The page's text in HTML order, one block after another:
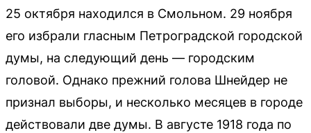
25 октября находился в Смольном. 29 ноября
его избрали гласным Петроградской городской
думы, на следующий день — городским
головой. Однако прежний голова Шнейдер не
признал выборы, и несколько месяцев в городе
действовали две думы. В августе 1918 года по